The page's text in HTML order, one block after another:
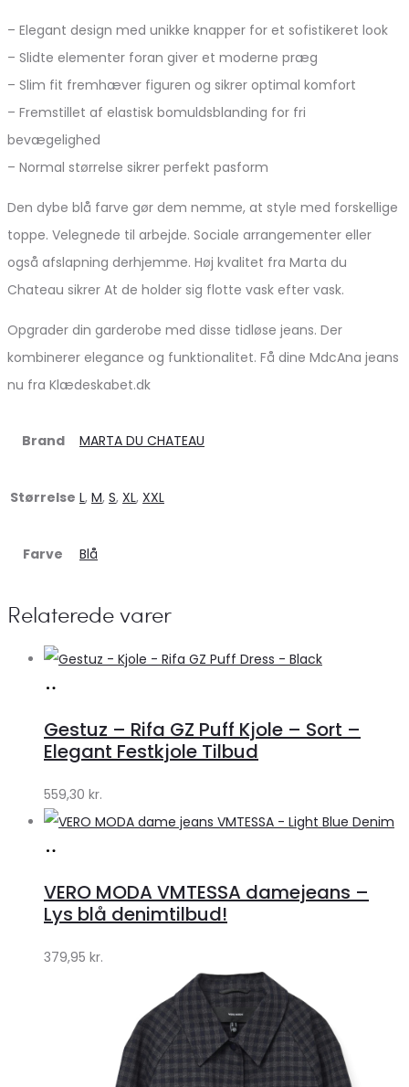
– Elegant design med unikke knapper for et sofistikeret look
– Slidte elementer foran giver et moderne præg
– Slim fit fremhæver figuren og sikrer optimal komfort
– Fremstillet af elastisk bomuldsblanding for fri
bevægelighed
– Normal størrelse sikrer perfekt pasform
Den dybe blå farve gør dem nemme, at style med forskellige
toppe. Velegnede til arbejde. Sociale arrangementer eller
også afslapning derhjemme. Høj kvalitet fra Marta du
Chateau sikrer At de holder sig flotte vask efter vask.
Opgrader din garderobe med disse tidløse jeans. Der
kombinerer elegance og funktionalitet. Få dine MdcAna jeans
nu fra Klædeskabet.dk
Brand MARTA DU CHATEAU
Størrelse L, M, S, XL, XXL
Farve Blå
Relaterede varer
Lykke
by
Lykke
Gestuz – Rifa GZ Puff Kjole – Sort –
Elegant Festkjole Tilbud
559,30 kr.
Klædeskabet.dk
VERO MODA VMTESSA damejeans –
Lys blå denimtilbud!
379,95 kr.